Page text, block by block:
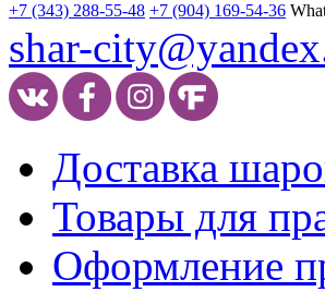
+7 (343) 288-55-48 +7 (904) 169-54-36
shar-
Доставка
Товары для
Оформление